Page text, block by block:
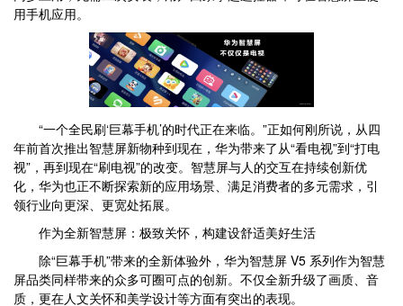
用手机应用。
“一个全民刷‘巨幕手机’的时代正在来临。”正如何刚所说，从四
年前首次推出智慧屏新物种到现在，华为带来了从“看电视”到“打电
视”，再到现在“刷电视”的改变。智慧屏与人的交互在持续创新优
化，华为也正不断探索新的应用场景、满足消费者的多元需求，引
领行业向更深、更宽处拓展。
作为全新智慧屏：极致关怀，构建设舒适美好生活
除“巨幕手机”带来的全新体验外，华为智慧屏 V5 系列作为智慧
屏品类同样带来的众多可圈可点的创新。不仅全新升级了画质、音
质，更在人文关怀和美学设计等方面有突出的表现。